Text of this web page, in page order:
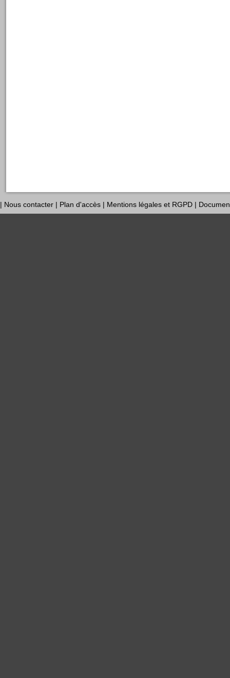
| Nous contacter | Plan d'accès | Mentions légales et RGPD |